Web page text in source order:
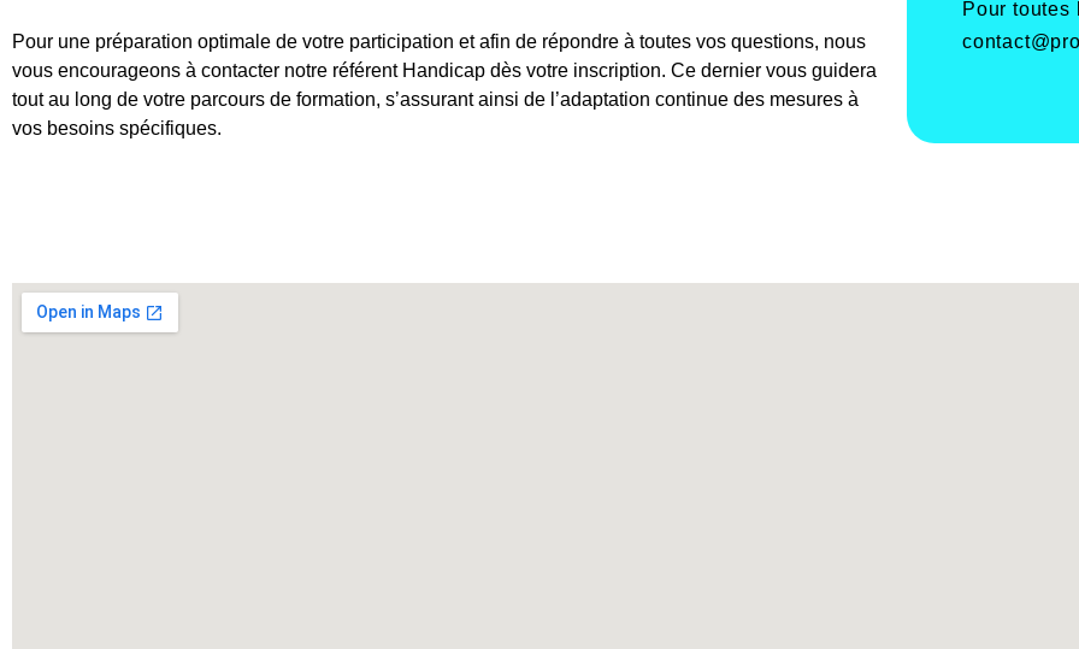
Pour une préparation optimale de votre participation et afin de répondre à toutes vos questions, nous
vous encourageons à contacter notre référent Handicap dès votre inscription. Ce dernier vous guidera
tout au long de votre parcours de formation, s’assurant ainsi de l’adaptation continue des mesures à
vos besoins spécifiques.
Pour toutes